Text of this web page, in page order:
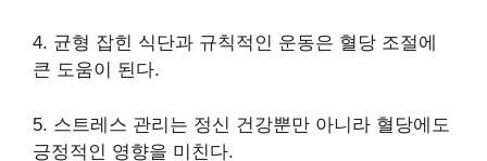
4. 균형 잡힌 식단과 규칙적인 운동은 혈당 조절에
큰 도움이 된다.
5. 스트레스 관리는 정신 건강뿐만 아니라 혈당에도
긍정적인 영향을 미친다.